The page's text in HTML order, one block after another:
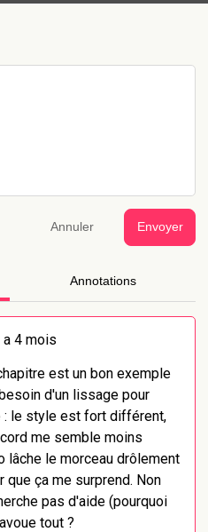
Annuler Envoyer
Annotations
a 4 mois
est un bon exemple
d'un lissage pour
: le style est fort différent,
me semble moins
lâche le morceau drôlement
que ça me surprend. Non
pas d'aide (pourquoi
tout ?